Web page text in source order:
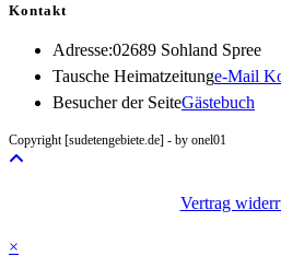
Kontakt
Adresse:02689 Sohland Spree
Tausche Heimatzeitunge-Mail
Besucher der SeiteGästebuch
Copyright [sudetengebiete.de] - by onel01
Vertrag
×